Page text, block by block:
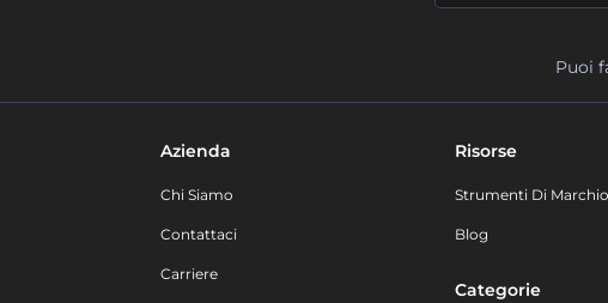
Puoi
Azienda
Chi Siamo
Contattaci
Carriere
Risorse
Strumenti Di Marchio
Blog
Categorie